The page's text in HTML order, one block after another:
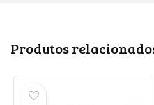
Produtos